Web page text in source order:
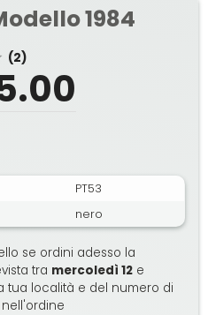
1984
(2)
PT53
nero
se ordini adesso la
tra mercoledì 12 e
tua località e del numero di